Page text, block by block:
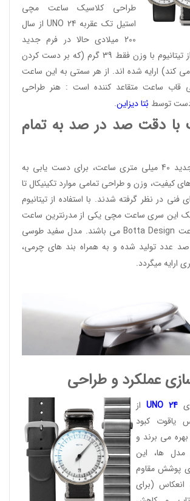
طراحی کلاسیک ساعت مچی
استیل تک عقربه UNO 24 از سال
200 میلادی حالا در فرم جدید
قالب ارتقاء یافته از تیتانیوم با وزن فقط 39 گرم (که بر دست کردن
کند) ارایه شده اند. از هر سمتی به این ساعت
قاب ساعت متقاعد کننده است : هنر طراحی
دست توسط بُتا دیزاین.
دقت صد در صد به تمام
هنگام ارتقا قاب جدید 40 میلی متری ساعت، برای دست یابی به
کیفیت، وزن و طراحی تمامی موارد تکینیکال تا
فنی در نظر گرفته شدند. با استفاده از تیتانیوم
این سری ساعت مچی یکی از مدرنترین ساعت
Botta Designمی باشند. مدل سفید طوسی
عدد تولید شده و به همراه بند های چرمی،
ارایه میگردد.
عملکرد و طراحی
UNO 24
از
کبود
می برند و
مدل ها، این
پوشش مقاوم
(برای